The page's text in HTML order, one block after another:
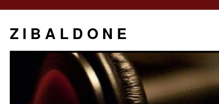
Z I B A L D O N E